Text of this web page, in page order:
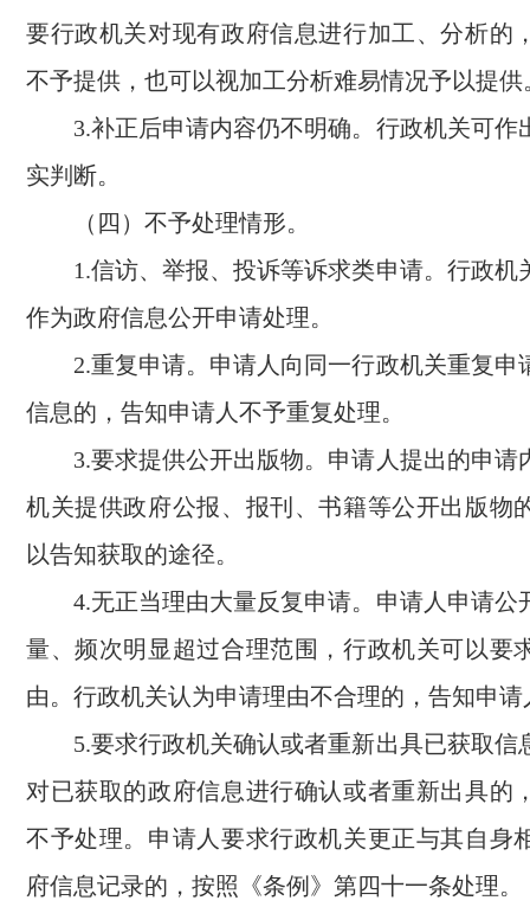
要行政机关对现有政府信息进行加工、分析的
不予提供，也可以视加工分析难易情况予以提供
3.补正后申请内容仍不明确。行政机关可作
实判断。
（四）不予处理情形。
1.信访、举报、投诉等诉求类申请。行政机
作为政府信息公开申请处理。
2.重复申请。申请人向同一行政机关重复申
信息的，告知申请人不予重复处理。
3.要求提供公开出版物。申请人提出的申请
机关提供政府公报、报刊、书籍等公开出版物
以告知获取的途径。
4.无正当理由大量反复申请。申请人申请公
量、频次明显超过合理范围，行政机关可以要
由。行政机关认为申请理由不合理的，告知申
5.要求行政机关确认或者重新出具已获取信
对已获取的政府信息进行确认或者重新出具的
不予处理。申请人要求行政机关更正与其自身
府信息记录的，按照《条例》第四十一条处理。